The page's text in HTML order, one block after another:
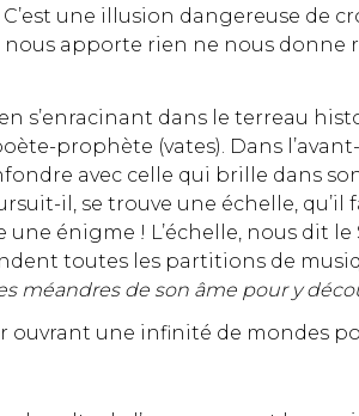
C’est une illusion dangereuse de
nous apporte rien ne nous
s’enracinant dans le terreau
prophète (vates). Dans
avec celle qui brille dans
il, se trouve une échelle,
une énigme ! L’échelle, nous dit
toutes les partitions de
méandres de son âme pour y
ouvrant une infinité de mondes